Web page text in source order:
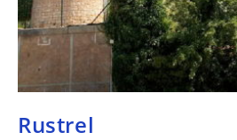
Rustrel